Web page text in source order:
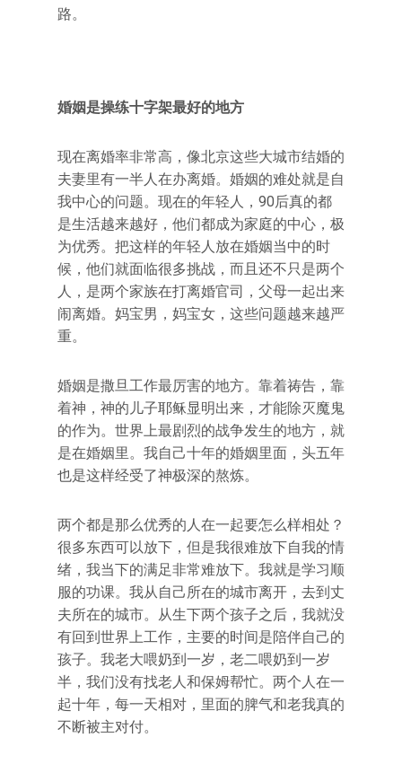
路。
婚姻是操练十字架最好的地方
现在离婚率非常高，像北京这些大城市结婚的
夫妻里有一半人在办离婚。婚姻的难处就是自
我中心的问题。现在的年轻人，90后真的都
是生活越来越好，他们都成为家庭的中心，极
为优秀。把这样的年轻人放在婚姻当中的时
候，他们就面临很多挑战，而且还不只是两个
人，是两个家族在打离婚官司，父母一起出来
闹离婚。妈宝男，妈宝女，这些问题越来越严
重。
婚姻是撒旦工作最厉害的地方。靠着祷告，靠
着神，神的儿子耶稣显明出来，才能除灭魔鬼
的作为。世界上最剧烈的战争发生的地方，就
是在婚姻里。我自己十年的婚姻里面，头五年
也是这样经受了神极深的熬炼。
两个都是那么优秀的人在一起要怎么样相处？
很多东西可以放下，但是我很难放下自我的情
绪，我当下的满足非常难放下。我就是学习顺
服的功课。我从自己所在的城市离开，去到丈
夫所在的城市。从生下两个孩子之后，我就没
有回到世界上工作，主要的时间是陪伴自己的
孩子。我老大喂奶到一岁，老二喂奶到一岁
半，我们没有找老人和保姆帮忙。两个人在一
起十年，每一天相对，里面的脾气和老我真的
不断被主对付。